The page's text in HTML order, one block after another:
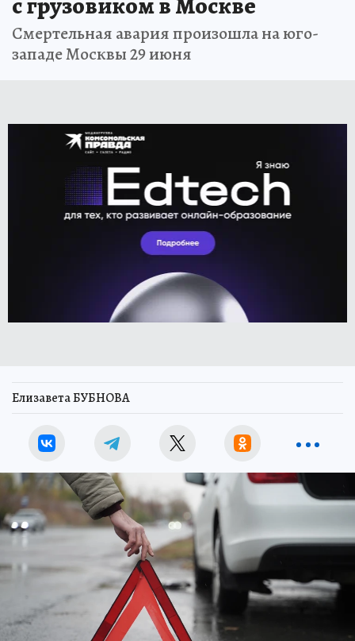
Смертельная авария произошла на юго-
западе Москвы 29 июня
Елизавета БУБНОВА